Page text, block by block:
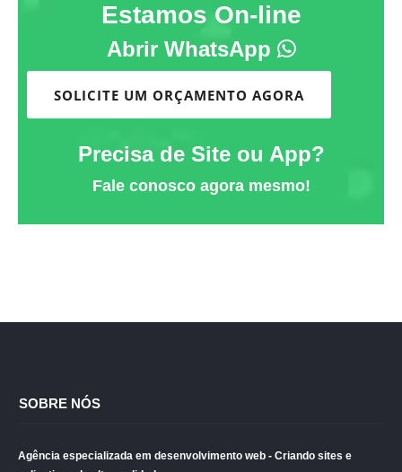
Estamos On-line
Abrir WhatsApp
SOLICITE UM ORÇAMENTO AGORA
Precisa de Site ou App?
Fale conosco agora mesmo!
SOBRE NÓS
Agência especializada em desenvolvimento web - Criando sites e